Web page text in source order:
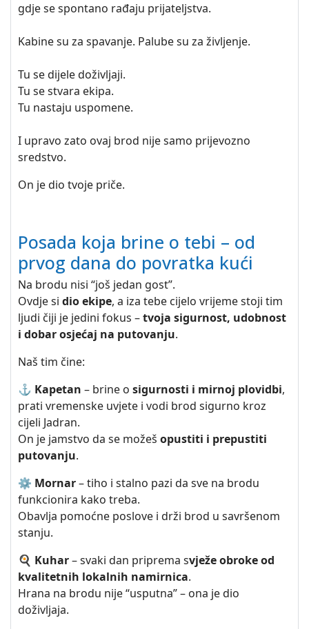
gdje se spontano rađaju prijateljstva.
Kabine su za spavanje. Palube su za življenje.
Tu se dijele doživljaji.
Tu se stvara ekipa.
Tu nastaju uspomene.
I upravo zato ovaj brod nije samo prijevozno
sredstvo.
On je dio tvoje priče.
Posada koja brine o tebi – od
prvog dana do povratka kući
Na brodu nisi “još jedan gost”.
Ovdje si dio ekipe, a iza tebe cijelo vrijeme stoji tim
ljudi čiji je jedini fokus –tvoja sigurnost, udobnost
i dobar osjećaj na putovanju.
Naš tim čine:
⚓ Kapetan – brine o sigurnosti i mirnoj plovidbi,
prati vremenske uvjete i vodi brod sigurno kroz
cijeli Jadran.
On je jamstvo da se možeš opustiti i prepustiti
putovanju.
⚙️ Mornar– tiho i stalno pazi da sve na brodu
funkcionira kako treba.
Obavlja pomoćne poslove i drži brod u savršenom
stanju.
🍳 Kuhar– svaki dan priprema svježe obroke od
kvalitetnih lokalnih namirnica.
Hrana na brodu nije “usputna” – ona je dio
doživljaja.